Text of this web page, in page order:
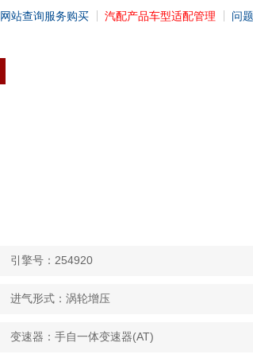
网站查询服务购买 汽配产品车型适配管理 问
引擎号：254920
进气形式：涡轮增压
变速器：手自一体变速器(AT)